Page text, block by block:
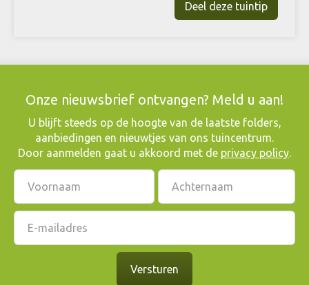
Onze nieuwsbrief ontvangen? Meld u aan!
​U blijft steeds op de hoogte van de laatste folders,
aanbiedingen en nieuwtjes van ons tuincentrum.
Door aanmelden gaat u akkoord met de privacy policy.